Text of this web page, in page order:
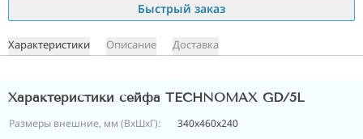
Быстрый заказ
Характеристики Описание Доставка
Характеристики сейфа TECHNOMAX GD/5L
Размеры внешние, мм (ВхШхГ):
340x460x240